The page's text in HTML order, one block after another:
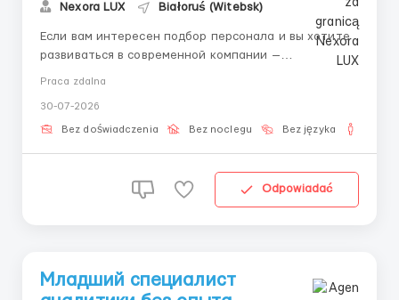
Nexora LUX Białoruś (Witebsk)
Если вам интересен подбор персонала и вы хотите
развиваться в современной компании —
Сопровождение кандидатов. Оплата: 300$ → 600$ →
800$ → 1000$ Дополнительно: +5...
Praca zdalna
30-07-2026
Bez doświadczenia Bez noclegu Bez języka
Odpowiadać
Младший специалист